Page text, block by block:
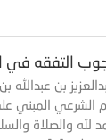
التفقه في
بن عبدالله
الشرعي المبني
لله والصلاة